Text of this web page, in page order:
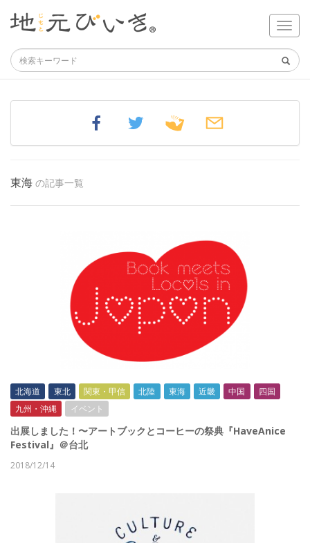
東海 の記事一覧
北海道 東北 関東・甲信 北陸 東海 近畿 中国
四国
九州・沖縄
イベント
出展しました！〜アートブックとコーヒーの祭典『HaveAnice
Festival』＠台北
2018/12/14